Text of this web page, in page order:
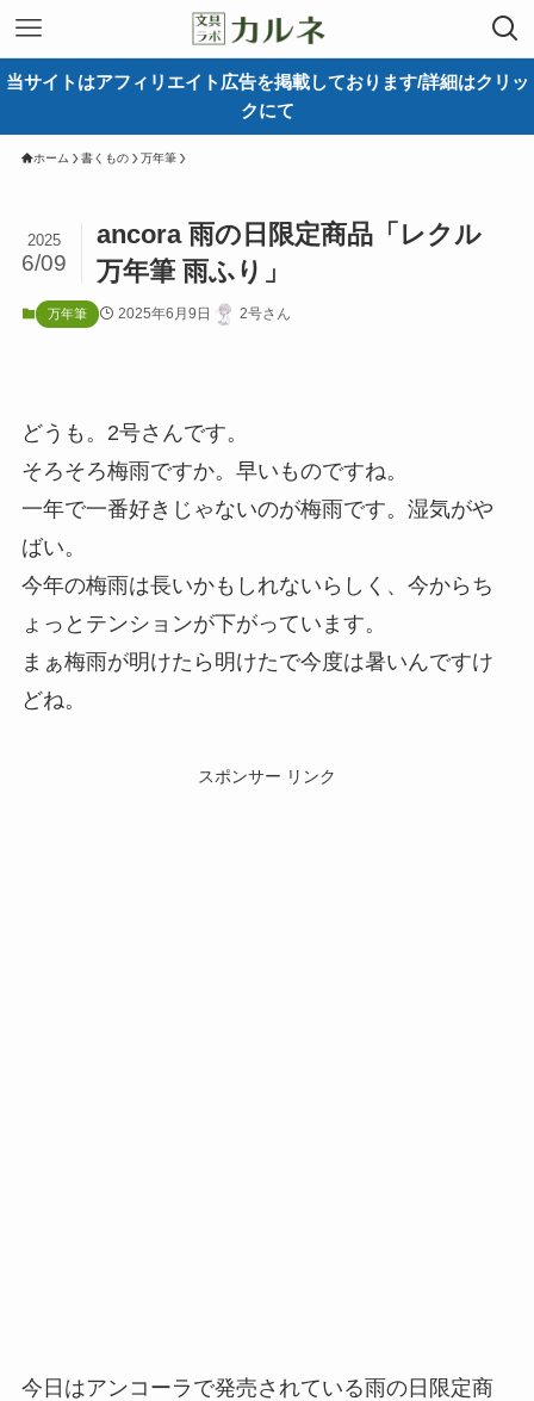
当サイトはアフィリエイト広告を掲載しております/詳細はクリッ
クにて
ホーム 書くもの 万年筆
ancora 雨の日限定商品「レクル
万年筆 雨ふり」
2025
6/09
万年筆 2025年6月9日 2号さん
どうも。2号さんです。
そろそろ梅雨ですか。早いものですね。
一年で一番好きじゃないのが梅雨です。湿気がや
ばい。
今年の梅雨は長いかもしれないらしく、今からち
ょっとテンションが下がっています。
まぁ梅雨が明けたら明けたで今度は暑いんですけ
どね。
スポンサー リンク
今日はアンコーラで発売されている雨の日限定商